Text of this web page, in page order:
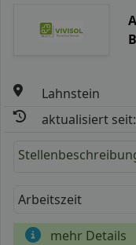
Lahnstein
aktualisiert
Arbeitszeit
mehr Details